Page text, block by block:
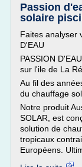
Passion
solaire
Faites analyser
D'EAU
PASSION
sur l'ile de La
Au fil des
du chauffage
Notre produit
SOLAR, est
solution de
tropicaux
Européens.